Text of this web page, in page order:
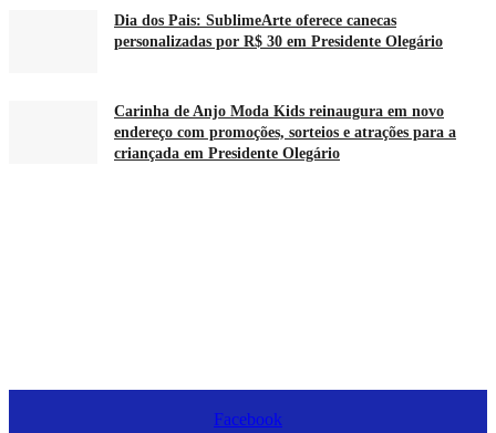
Dia dos Pais: SublimeArte oferece canecas
personalizadas por R$ 30 em Presidente Olegário
Carinha de Anjo Moda Kids reinaugura em novo
endereço com promoções, sorteios e atrações para a
criançada em Presidente Olegário
Facebook